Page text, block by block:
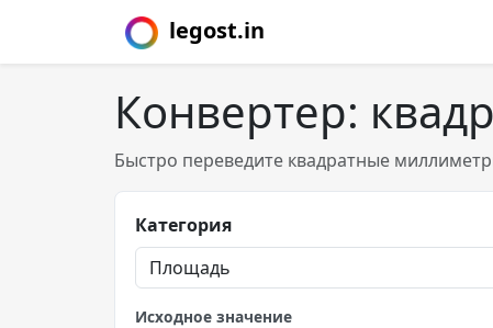
legost.in
Конвертер:
Быстро переведите квадратные
Категория
Исходное значение